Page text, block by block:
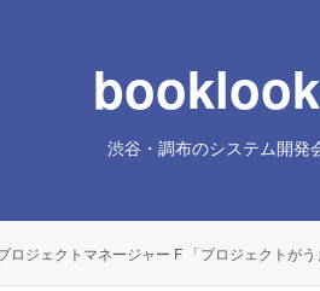
渋谷・調布のシステム開発
ジェクトマネージャー F 「プロジェクトがう